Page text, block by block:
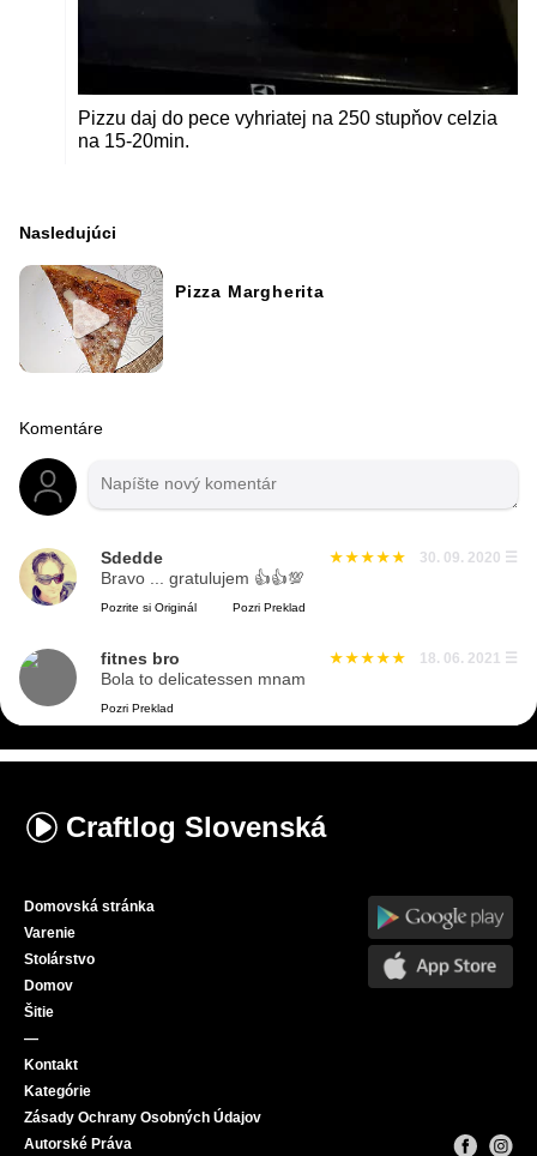
Pizzu daj do pece vyhriatej na 250 stupňov celzia
na 15-20min.
Nasledujúci
Pizza Margherita
Komentáre
Sdedde 30. 09. 2020 ☰
Bravo ... gratulujem 👍👍💯
Pozrite si Originál Pozri Preklad
fitnes bro 18. 06. 2021 ☰
Bola to delicatessen mnam
Pozri Preklad
Craftlog Slovenská
Domovská stránka
Varenie
Stolárstvo
Domov
Šitie
—
Kontakt
Kategórie
Zásady Ochrany Osobných Údajov
Autorské Práva